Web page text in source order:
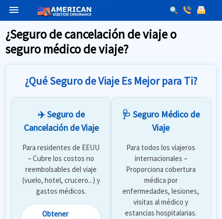
menu
¿Seguro de cancelación de viaje o
seguro médico de viaje?
¿Qué Seguro de Viaje Es Mejor para Ti?
✈️ Seguro de
Cancelación de Viaje
Para residentes de EEUU
– Cubre los costos no
reembolsables del viaje
(vuelo, hotel, crucero...) y
gastos médicos.
Obtener
🩺 Seguro Médico de
Viaje
Para todos los viajeros
internacionales –
Proporciona cobertura
médica por
enfermedades, lesiones,
visitas al médico y
estancias hospitalarias.